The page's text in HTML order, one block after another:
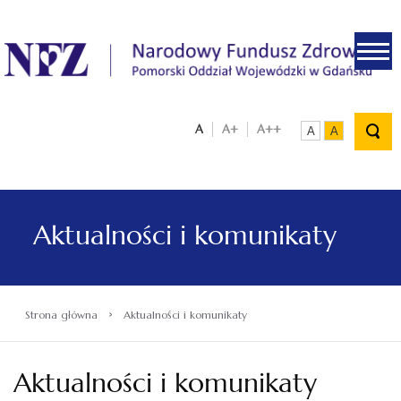
.
A A+ A++ A A
Aktualności i komunikaty
Strona główna › Aktualności i komunikaty
Aktualności i komunikaty